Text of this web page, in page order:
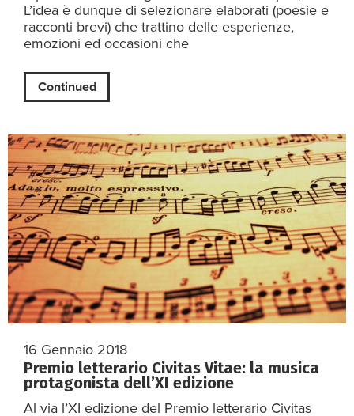
L’idea è dunque di selezionare elaborati (poesie e
racconti brevi) che trattino delle esperienze,
emozioni ed occasioni che
Continued
16 Gennaio 2018
Premio letterario Civitas Vitae: la musica
protagonista dell’XI edizione
Al via l’XI edizione del Premio letterario Civitas